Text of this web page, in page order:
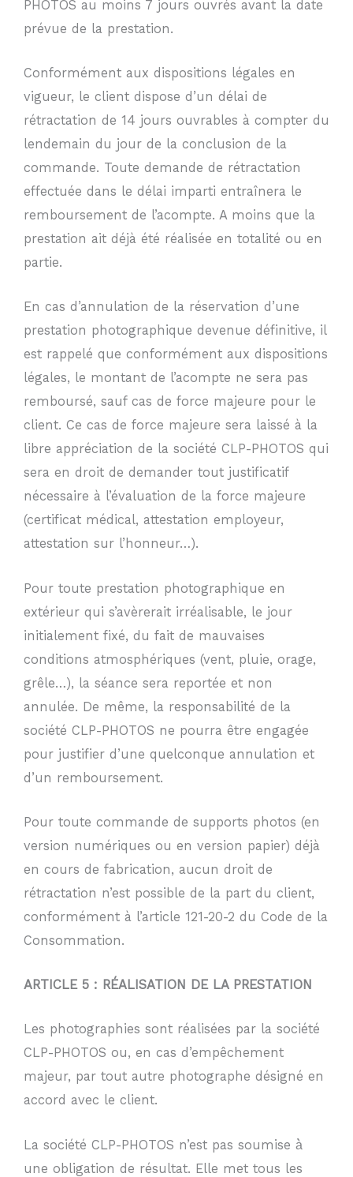
PHOTOS au moins 7 jours ouvrés avant la date
prévue de la prestation.
Conformément aux dispositions légales en
vigueur, le client dispose d’un délai de
rétractation de 14 jours ouvrables à compter du
lendemain du jour de la conclusion de la
commande. Toute demande de rétractation
effectuée dans le délai imparti entraînera le
remboursement de l’acompte. A moins que la
prestation ait déjà été réalisée en totalité ou en
partie.
En cas d’annulation de la réservation d’une
prestation photographique devenue définitive, il
est rappelé que conformément aux dispositions
légales, le montant de l’acompte ne sera pas
remboursé, sauf cas de force majeure pour le
client. Ce cas de force majeure sera laissé à la
libre appréciation de la société CLP-PHOTOS qui
sera en droit de demander tout justificatif
nécessaire à l’évaluation de la force majeure
(certificat médical, attestation employeur,
attestation sur l’honneur…).
Pour toute prestation photographique en
extérieur qui s’avèrerait irréalisable, le jour
initialement fixé, du fait de mauvaises
conditions atmosphériques (vent, pluie, orage,
grêle…), la séance sera reportée et non
annulée. De même, la responsabilité de la
société CLP-PHOTOS ne pourra être engagée
pour justifier d’une quelconque annulation et
d’un remboursement.
Pour toute commande de supports photos (en
version numériques ou en version papier) déjà
en cours de fabrication, aucun droit de
rétractation n’est possible de la part du client,
conformément à l’article 121-20-2 du Code de la
Consommation.
ARTICLE 5 : RÉALISATION DE LA PRESTATION
Les photographies sont réalisées par la société
CLP-PHOTOS ou, en cas d’empêchement
majeur, par tout autre photographe désigné en
accord avec le client.
La société CLP-PHOTOS n’est pas soumise à̀
une obligation de résultat. Elle met tous les